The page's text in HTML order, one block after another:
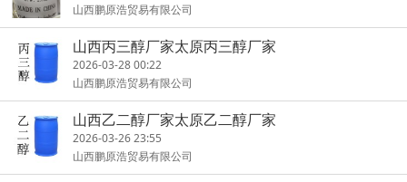
山西鹏原浩贸易有限公司
山西丙三醇厂家太原丙三醇厂家
2026-03-28 00:22
山西鹏原浩贸易有限公司
山西乙二醇厂家太原乙二醇厂家
2026-03-26 23:55
山西鹏原浩贸易有限公司